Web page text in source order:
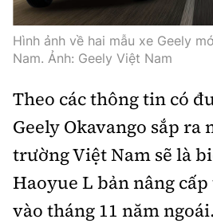
Cơ quan chủ quản: Bộ Xây dựng
Tổng biên tập:Nguyễn Thị
Trưởng ban Ô tô - Xe máy:
Chuyên trang của Báo Xây dựng
Tòa soạn: Số 2 Nguyễn Công
Hotline: 0967 376 459;
Liên hệ quảng cáo phát hành:
Hình ảnh về hai mẫu xe Geely
Nam. Ảnh: Geely Việt Nam
Theo các thông tin có
Geely Okavango sắp ra
trường Việt Nam sẽ là
Haoyue L bản nâng
vào tháng 11 năm